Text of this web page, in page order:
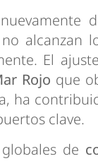
alcanzan
El
Rojo que
ha
clave.
de